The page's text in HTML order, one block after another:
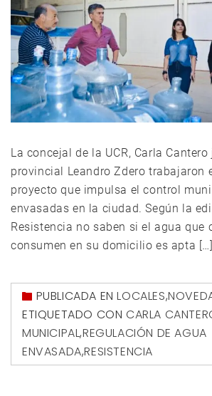
La concejal de la UCR, Carla
provincial Leandro Zdero trabajaron
proyecto que impulsa el control
envasadas en la ciudad. Según la
Resistencia no saben si el agua que
consumen en su domicilio es apta […]
PUBLICADA ENLOCALES,
ETIQUETADO CON CARLA
MUNICIPAL,REGULACIÓN DE AGUA
ENVASADA,RESISTENCIA